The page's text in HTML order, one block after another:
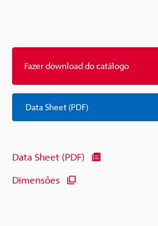
Fazer download do catálogo
Data Sheet (PDF)
Data Sheet (PDF)
Dimensões